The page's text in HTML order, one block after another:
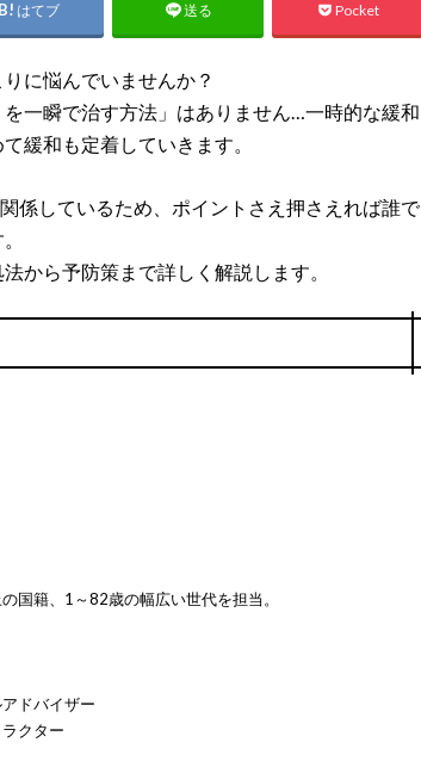
はてブ 送る Pocket
に悩んでいませんか？
一瞬で治す方法」はありません…一時的な緩和
緩和も定着していきます。
係しているため、ポイントさえ押さえれば誰で
から予防策まで詳しく解説します。
国籍、1～82歳の幅広い世代を担当。
ドバイザー
クター